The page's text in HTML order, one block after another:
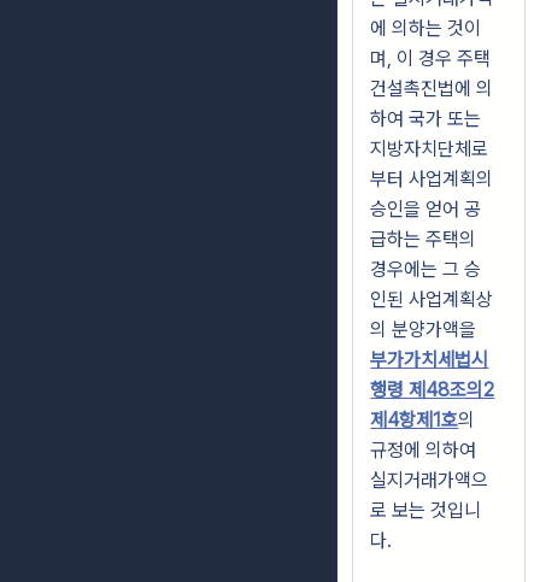
에 의하는 것이
며, 이 경우 주택
건설촉진법에 의
하여 국가 또는
지방자치단체로
부터 사업계획의
승인을 얻어 공
급하는 주택의
경우에는 그 승
인된 사업계획상
의 분양가액을
부가가치세법시
행령 제48조의2
제4항제1호의
규정에 의하여
실지거래가액으
로 보는 것입니
다.